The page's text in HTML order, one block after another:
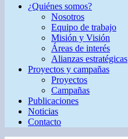
¿Quiénes somos?
Nosotros
Equipo de trabajo
Misión y Visión
Áreas de interés
Alianzas estratégicas
Proyectos y campañas
Proyectos
Campañas
Publicaciones
Noticias
Contacto